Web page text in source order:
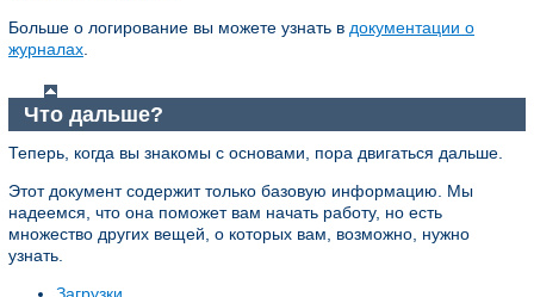
Больше о логирование вы можете узнать в документации о
журналах
Что дальше?
Теперь, когда вы знакомы с основами, пора двигаться дальше.
Этот документ содержит только базовую информацию. Мы
надеемся, что она поможет вам начать работу, но есть
множество других вещей, о которых вам, возможно, нужно
узнать.